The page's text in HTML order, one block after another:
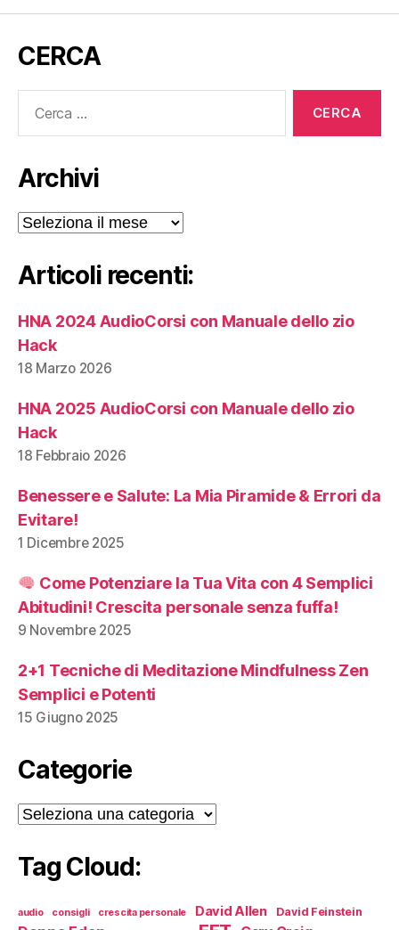
CERCA
Archivi
Archivi
Articoli recenti:
HNA 2024 AudioCorsi con Manuale dello zio
Hack
18 Marzo 2026
HNA 2025 AudioCorsi con Manuale dello zio
Hack
18 Febbraio 2026
Benessere e Salute: La Mia Piramide & Errori da
Evitare!
1 Dicembre 2025
Come Potenziare la Tua Vita con 4 Semplici
Abitudini! Crescita personale senza fuffa!
9 Novembre 2025
2+1 Tecniche di Meditazione Mindfulness Zen
Semplici e Potenti
15 Giugno 2025
Categorie
Categorie
Tag Cloud:
audio consigli crescita personale David Allen David Feinstein